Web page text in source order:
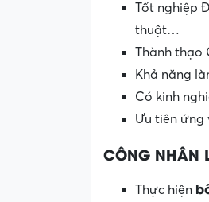
Tốt nghiệp
thuật…
Thành thạo
Khả năng
Có kinh
Ưu tiên ứng
CÔNG NHÂN
Thực hiện